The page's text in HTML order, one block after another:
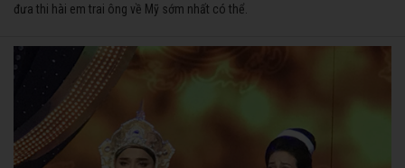
đưa thi hài em trai ông về Mỹ sớm nhất có thể.